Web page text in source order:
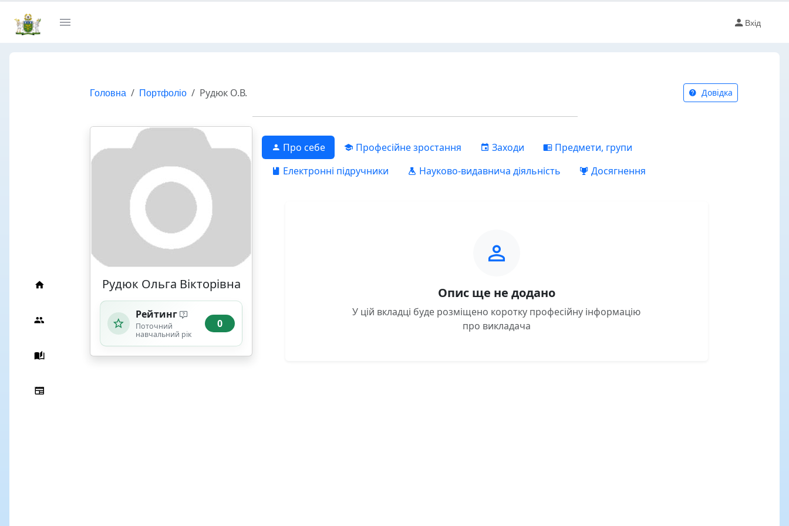
Вхід
Головна Портфоліо Рудюк О.В. Довідка
Рудюк Ольга Вікторівна
Рейтинг
Поточний
навчальний рік
0
Про себе Професійне зростання Заходи
Предмети, групи
Електронні підручники
Науково-видавнича діяльність Досягнення
Опис ще не додано
У цій вкладці буде розміщено коротку професійну інформацію
про викладача